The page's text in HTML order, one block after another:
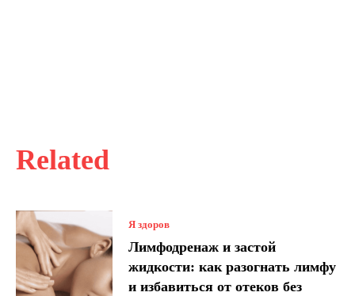
Related
Я здоров
Лимфодренаж и застой
жидкости: как разогнать лимфу
и избавиться от отеков без